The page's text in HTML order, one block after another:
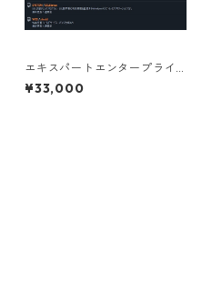
エキスパートエンタープライ
ズサブスクリプションライセ
ンス 1年 個人向け
¥33,000